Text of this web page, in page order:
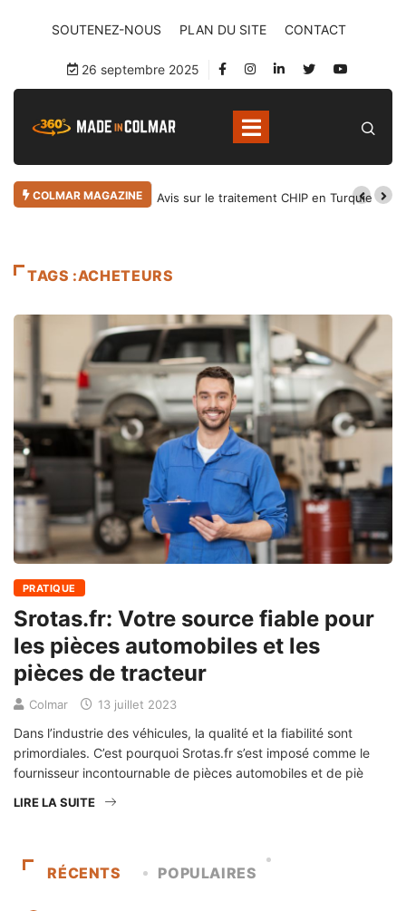
SOUTENEZ-NOUS PLAN DU SITE CONTACT
26 septembre 2025
COLMAR MAGAZINE Avis sur le traitement CHIP en Turquie
TAGS :ACHETEURS
PRATIQUE
Srotas.fr: Votre source fiable pour
les pièces automobiles et les
pièces de tracteur
Colmar 13 juillet 2023
Dans l’industrie des véhicules, la qualité et la fiabilité sont
primordiales. C’est pourquoi Srotas.fr s’est imposé comme le
fournisseur incontournable de pièces automobiles et de piè
LIRE LA SUITE
RÉCENTS POPULAIRES